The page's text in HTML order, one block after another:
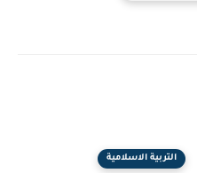
التربية الاسلامية